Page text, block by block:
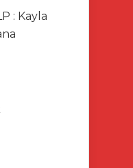
: Kayla